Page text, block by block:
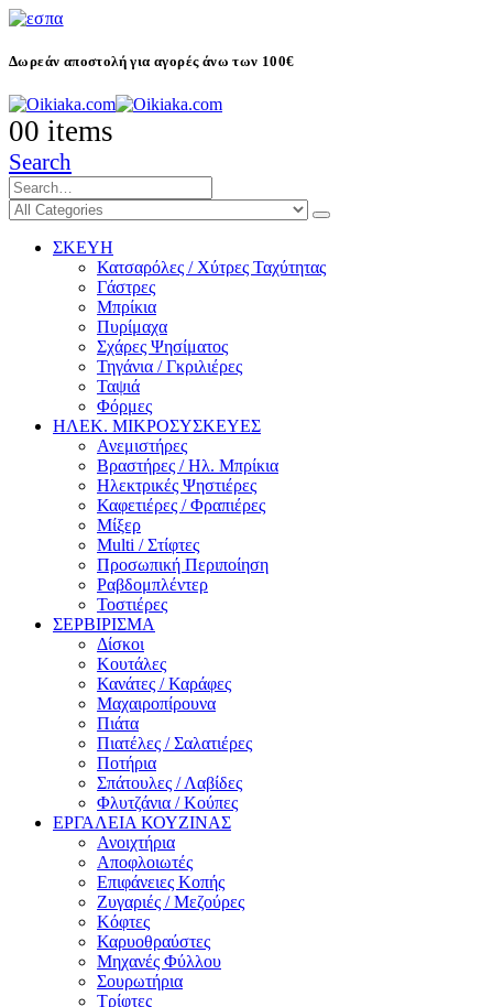
Δωρεάν αποστολή για αγορές άνω των 100€
00 items
Search
ΣΚΕΥΗ
Κατσαρόλες / Χύτρες Ταχύτητας
Γάστρες
Μπρίκια
Πυρίμαχα
Σχάρες Ψησίματος
Τηγάνια / Γκριλιέρες
Ταψιά
Φόρμες
ΗΛΕΚ. ΜΙΚΡΟΣΥΣΚΕΥΕΣ
Ανεμιστήρες
Βραστήρες / Ηλ. Μπρίκια
Ηλεκτρικές Ψηστιέρες
Καφετιέρες / Φραπιέρες
Μίξερ
Multi / Στίφτες
Προσωπική Περιποίηση
Ραβδομπλέντερ
Τοστιέρες
ΣΕΡΒΙΡΙΣΜΑ
Δίσκοι
Κουτάλες
Κανάτες / Καράφες
Μαχαιροπίρουνα
Πιάτα
Πιατέλες / Σαλατιέρες
Ποτήρια
Σπάτουλες / Λαβίδες
Φλυτζάνια / Κούπες
ΕΡΓΑΛΕΙΑ ΚΟΥΖΙΝΑΣ
Ανοιχτήρια
Αποφλοιωτές
Επιφάνειες Κοπής
Ζυγαριές / Μεζούρες
Κόφτες
Καρυοθραύστες
Μηχανές Φύλλου
Σουρωτήρια
Τρίφτες